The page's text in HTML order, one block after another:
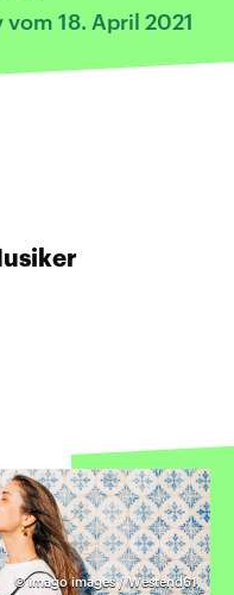
18. April 2021
©imago images / Westend61